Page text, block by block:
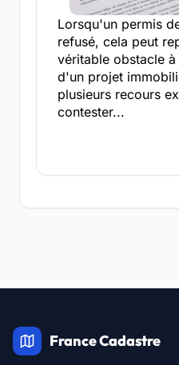
Lorsqu'un permis
refusé, cela peut
véritable obstacle
d'un projet
plusieurs recours
contester...
France Cadastre